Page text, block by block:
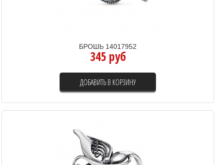
БРОШЬ 14017952
345 руб
ДОБАВИТЬ В КОРЗИНУ